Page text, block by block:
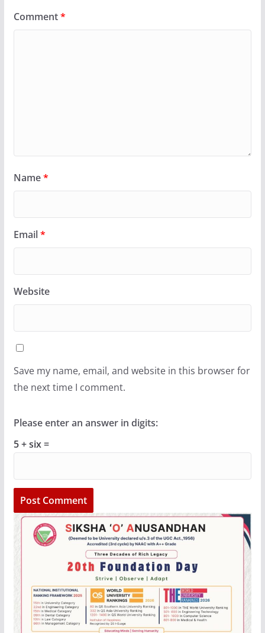
Comment*
Name*
Email*
Website
Save my name, email, and website in this browser for
the next time I comment.
Please enter an answer in digits:
5 + six =